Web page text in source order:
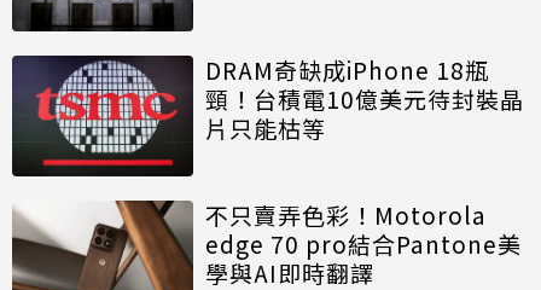
DRAM奇缺成iPhone 18瓶
頸！台積電10億美元待封裝晶
片只能枯等
不只賣弄色彩！Motorola
edge 70 pro結合Pantone美
學與AI即時翻譯